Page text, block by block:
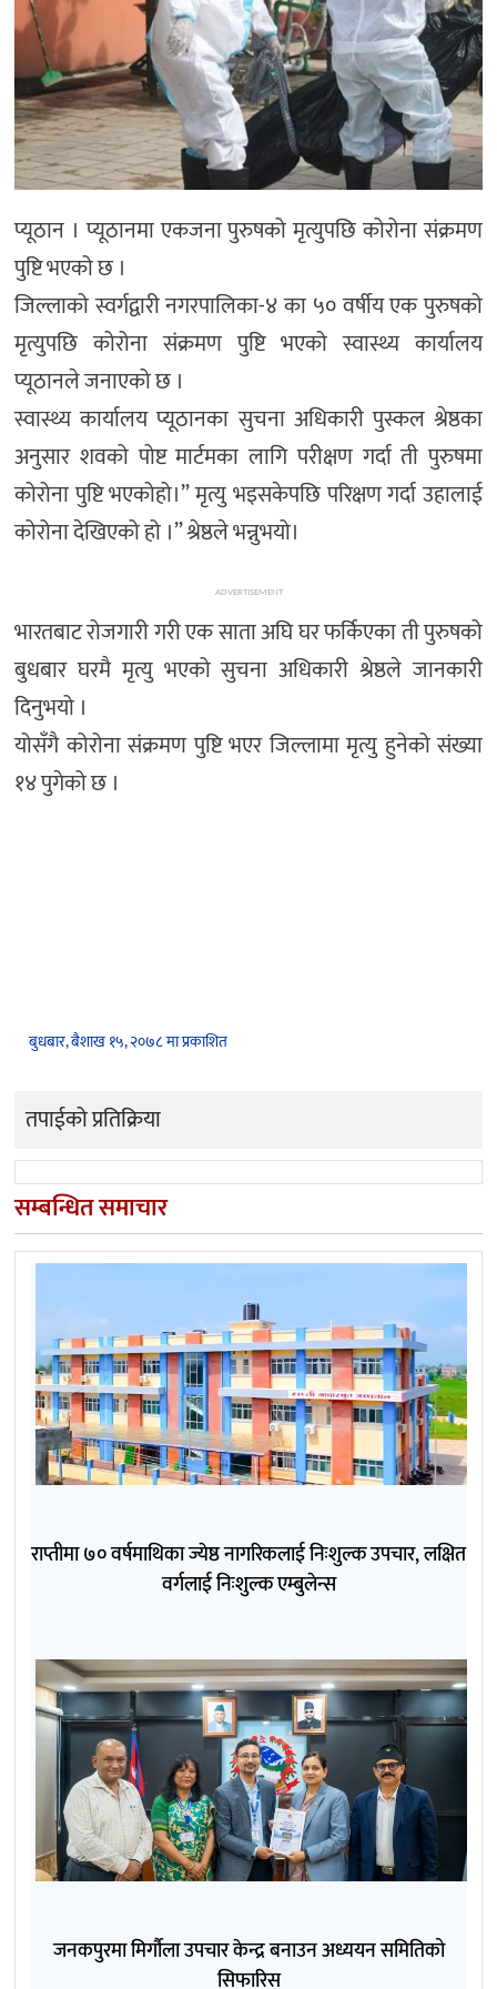
प्यूठान । प्यूठानमा एकजना पुरुषको मृत्युपछि कोरोना संक्रमण
पुष्टि भएको छ ।
जिल्लाको स्वर्गद्वारी नगरपालिका-४ का ५० वर्षीय एक पुरुषको
मृत्युपछि कोरोना संक्रमण पुष्टि भएको स्वास्थ्य कार्यालय
प्यूठानले जनाएको छ ।
स्वास्थ्य कार्यालय प्यूठानका सुचना अधिकारी पुस्कल श्रेष्ठका
अनुसार शवको पोष्ट मार्टमका लागि परीक्षण गर्दा ती पुरुषमा
कोरोना पुष्टि भएकोहो।” मृत्यु भइसकेपछि परिक्षण गर्दा उहालाई
कोरोना देखिएको हो ।” श्रेष्ठले भन्नुभयो।
ADVERTISEMENT
भारतबाट रोजगारी गरी एक साता अघि घर फर्किएका ती पुरुषको
बुधबार घरमै मृत्यु भएको सुचना अधिकारी श्रेष्ठले जानकारी
दिनुभयो ।
योसँगै कोरोना संक्रमण पुष्टि भएर जिल्लामा मृत्यु हुनेको संख्या
१४ पुगेको छ ।
बुधबार, बैशाख १५, २०७८ मा प्रकाशित
तपाईको प्रतिक्रिया
सम्बन्धित समाचार
राप्तीमा ७० वर्षमाथिका ज्येष्ठ नागरिकलाई निःशुल्क उपचार, लक्षित
वर्गलाई निःशुल्क एम्बुलेन्स
जनकपुरमा मिर्गौला उपचार केन्द्र बनाउन अध्ययन समितिको
सिफारिस